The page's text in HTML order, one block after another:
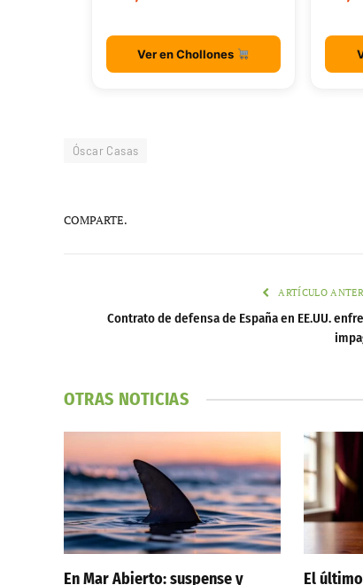
Ver en Chollones
Óscar Casas
COMPARTE.
ARTÍCULO
Contrato de defensa de España en EE.UU.
OTRAS NOTICIAS
En Mar Abierto: suspense y El